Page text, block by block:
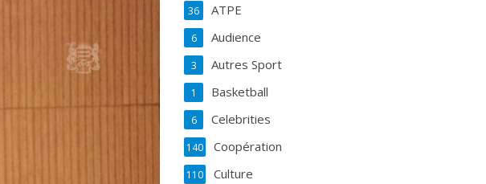
ATPE
36
Audience
6
Autres Sport
3
Basketball
1
Celebrities
6
Coopération
140
Culture
110